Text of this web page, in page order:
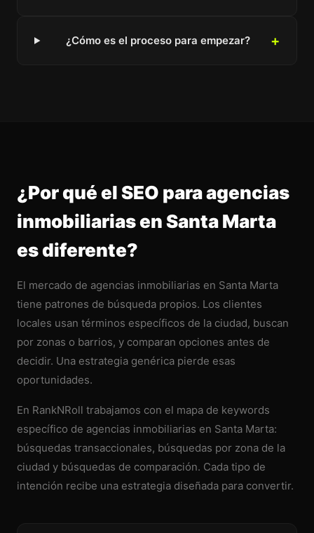
¿Cómo es el proceso para empezar?
¿Por qué el SEO para agencias
inmobiliarias en Santa Marta
es diferente?
El mercado de agencias inmobiliarias en Santa Marta
tiene patrones de búsqueda propios. Los clientes
locales usan términos específicos de la ciudad, buscan
por zonas o barrios, y comparan opciones antes de
decidir. Una estrategia genérica pierde esas
oportunidades.
En RankNRoll trabajamos con el mapa de keywords
específico de agencias inmobiliarias en Santa Marta:
búsquedas transaccionales, búsquedas por zona de la
ciudad y búsquedas de comparación. Cada tipo de
intención recibe una estrategia diseñada para convertir.